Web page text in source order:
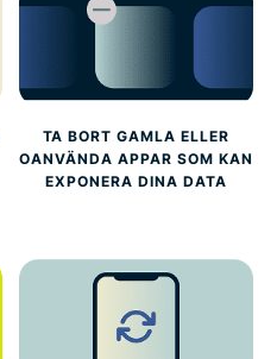
TA BORT GAMLA ELLER
OANVÄNDA APPAR SOM KAN
EXPONERA DINA DATA